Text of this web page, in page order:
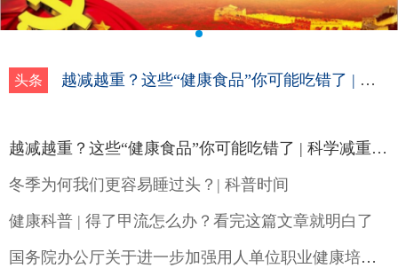
头条 越减越重？这些“健康食品”你可能吃错了 | 科学减重一起来
越减越重？这些“健康食品”你可能吃错了 | 科学减重一起来
冬季为何我们更容易睡过头？| 科普时间
健康科普 | 得了甲流怎么办？看完这篇文章就明白了
国务院办公厅关于进一步加强用人单位职业健康培训工作的通知